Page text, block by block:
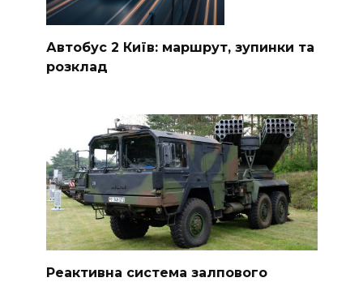
Автобус 2 Київ: маршрут, зупинки та
розклад
Реактивна система залпового